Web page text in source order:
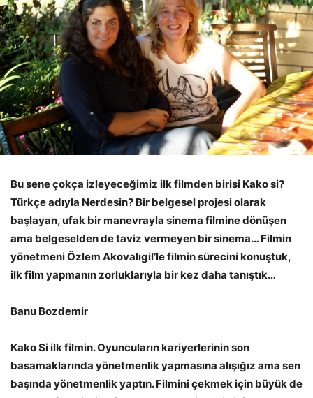
Bu sene çokça izleyeceğimiz ilk filmden birisi Kako si?
Türkçe adıyla Nerdesin? Bir belgesel projesi olarak
başlayan, ufak bir manevrayla sinema filmine dönüşen
ama belgeselden de taviz vermeyen bir sinema… Filmin
yönetmeni Özlem Akovalıgil’le filmin sürecini konuştuk,
ilk film yapmanın zorluklarıyla bir kez daha tanıştık…
Banu Bozdemir
Kako Si ilk filmin. Oyuncuların kariyerlerinin son
basamaklarında yönetmenlik yapmasına alışığız ama sen
başında yönetmenlik yaptın. Filmini çekmek için büyük de